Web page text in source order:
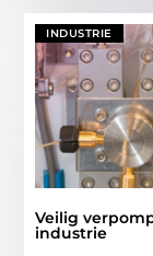
INDUSTRIE
Veilig
industrie